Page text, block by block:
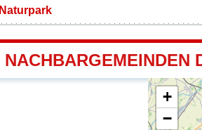
Naturpark
NACHBARGEMEINDEN
+
−